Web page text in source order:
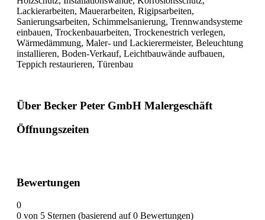
Lackierarbeiten, Mauerarbeiten, Rigipsarbeiten,
Sanierungsarbeiten, Schimmelsanierung, Trennwandsysteme
einbauen, Trockenbauarbeiten, Trockenestrich verlegen,
Wärmedämmung, Maler- und Lackierermeister, Beleuchtung
installieren, Boden-Verkauf, Leichtbauwände aufbauen,
Teppich restaurieren, Türenbau
Über Becker Peter GmbH Malergeschäft
Öffnungszeiten
Bewertungen
0
0 von 5 Sternen (basierend auf 0 Bewertungen)